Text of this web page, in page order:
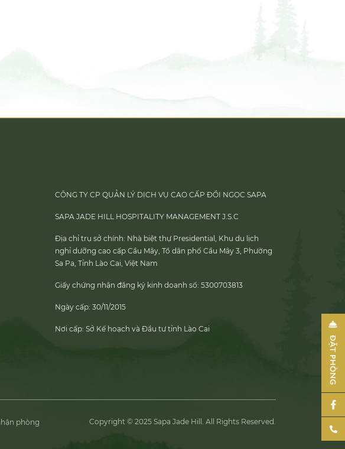
CÔNG TY CP QUẢN LÝ DỊCH VỤ CAO CẤP ĐỒI NGỌC SAPA
SAPA JADE HILL HOSPITALITY MANAGEMENT J.S.C
Địa chỉ trụ sở chính: Nhà biệt thự Presidential, Khu du lịch
nghỉ dưỡng cao cấp Cầu Mây, Tổ dân phố Cầu Mây 3, Phường
Sa Pa, Tỉnh Lào Cai, Việt Nam
Giấy chứng nhận đăng ký kinh doanh số: 5300703813
Ngày cấp: 30/11/2015
Nơi cấp: Sở Kế hoạch và Đầu tư tỉnh Lào Cai
phòng Copyright © 2025 Sapa Jade Hill. All Rights Reserved.